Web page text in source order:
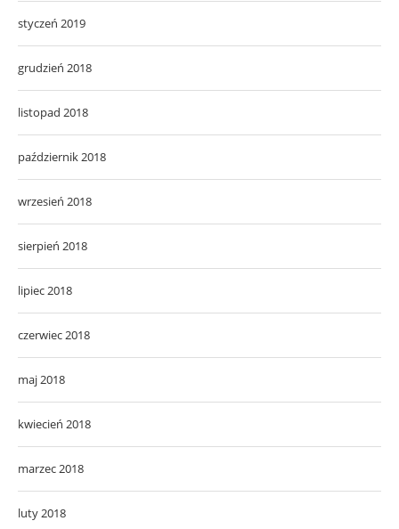
styczeń 2019
grudzień 2018
listopad 2018
październik 2018
wrzesień 2018
sierpień 2018
lipiec 2018
czerwiec 2018
maj 2018
kwiecień 2018
marzec 2018
luty 2018